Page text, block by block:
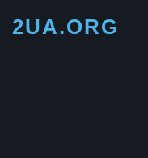
2UA.ORG